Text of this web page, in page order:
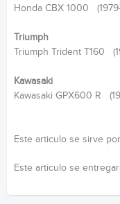
Honda CBX 1000
Triumph
Triumph Trident T160
Kawasaki
Kawasaki GPX600 R
Este articulo se sirve
Este articulo se